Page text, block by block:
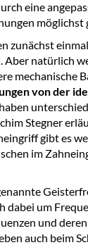
eine
möglichst
zunächst
Aber natürlich
mechanische
von der
Stegner
gibt es
im
dabei um
und
auch beim